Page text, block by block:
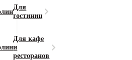
Для
гостиниц
Для кафе
и
ресторанов